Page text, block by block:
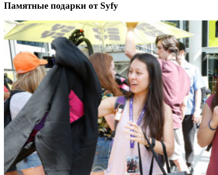
Памятные подарки от Syfy